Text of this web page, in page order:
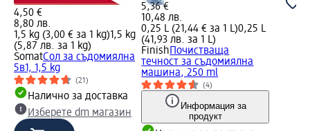
4,50 €
8,80 лв.
1,5 kg (3,00 € за 1 kg)1,5 kg
(5,87 лв. за 1 kg)
SomatСол за съдомиялна
5в1, 1,5 kg
(21)
Налично за доставка
Изберете dm магазин
5,36 €
10,48 лв.
0,25 L (21,44 € за 1 L)0,25 L
(41,93 лв. за 1 L)
Finish Почистваща
течност за съдомиялна
машина, 250 ml
(4)
Информация за
продукт